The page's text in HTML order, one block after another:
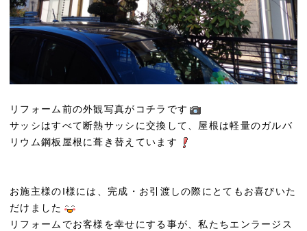
リフォーム前の外観写真がコチラです
サッシはすべて断熱サッシに交換して、屋根は軽量のガルバ
リウム鋼板屋根に葺き替えています
お施主様のI様には、完成・お引渡しの際にとてもお喜びいた
だけました
リフォームでお客様を幸せにする事が、私たちエンラージス